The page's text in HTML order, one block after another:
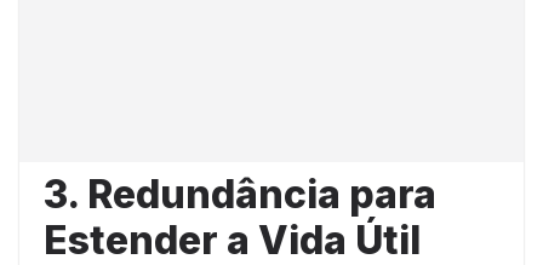
3. Redundância para
Estender a Vida Útil